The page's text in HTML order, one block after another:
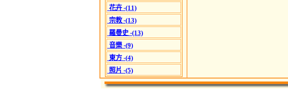
花卉 -(11)
宗教 -(13)
羅曼史 -(13)
音樂 -(9)
東方 -(4)
照片 -(5)